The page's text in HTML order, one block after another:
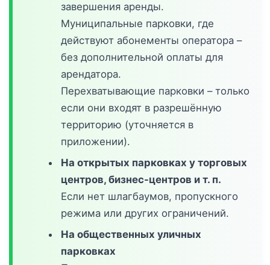
завершения аренды.
Муниципальные парковки, где
действуют абонементы оператора –
без дополнительной оплаты для
арендатора.
Перехватывающие парковки – только
если они входят в разрешённую
территорию (уточняется в
приложении).
На открытых парковках у торговых
центров, бизнес-центров и т. п.
Если нет шлагбаумов, пропускного
режима или других ограничений.
На общественных уличных
парковках